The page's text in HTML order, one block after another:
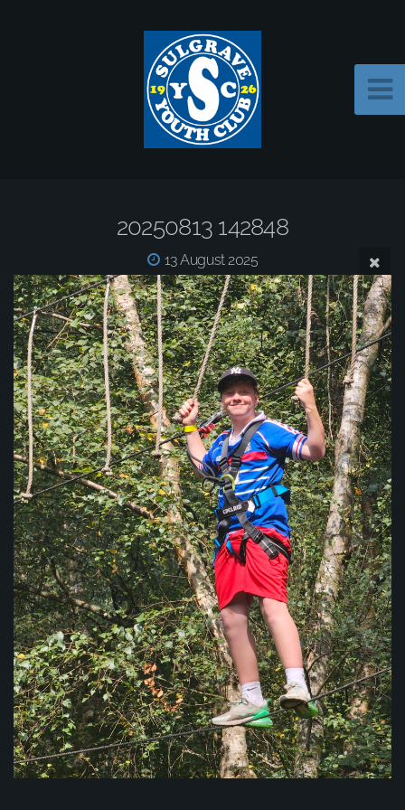
20250813 142848
13 August 2025